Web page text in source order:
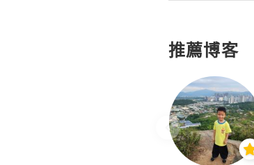
推薦博客